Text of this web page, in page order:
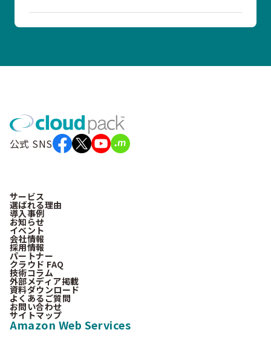
公式 SNS
サービス
選ばれる理由
導入事例
お知らせ
イベント
会社情報
採用情報
パートナー
クラウド FAQ
技術コラム
外部メディア掲載
資料ダウンロード
よくあるご質問
お問い合わせ
サイトマップ
Amazon Web Services